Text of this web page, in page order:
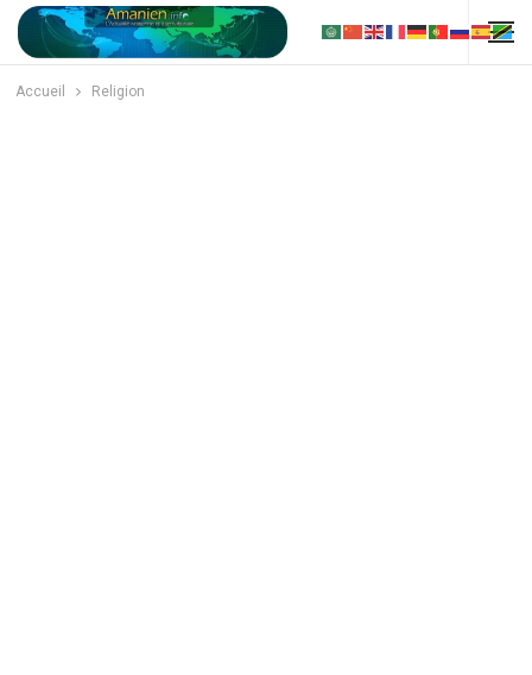
Accueil Religion